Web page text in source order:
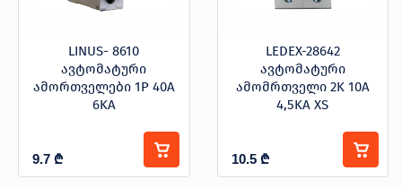
LINUS- 8610
ავტომატური
ამორთველები 1P 40A
6KA
9.7 ₾
LEDEX-28642
ავტომატური
ამომრთველი 2K 10A
4,5KA XS
10.5 ₾